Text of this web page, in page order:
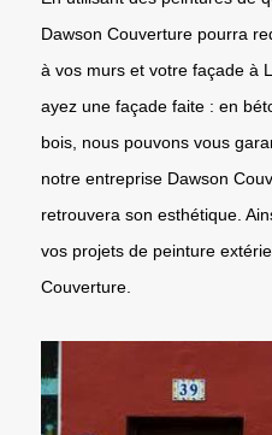
Dawson Couverture pourra
à vos murs et votre façade à
ayez une façade faite : en
bois, nous pouvons vous
notre entreprise Dawson
retrouvera son esthétique.
vos projets de peinture
Couverture.